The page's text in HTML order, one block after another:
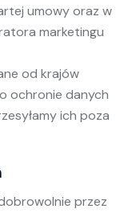
umowy oraz w
marketingu
od krajów
ochronie danych
ich poza
przez